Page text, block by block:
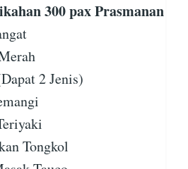
300 pax Prasmanan
2 Jenis)
Tongkol